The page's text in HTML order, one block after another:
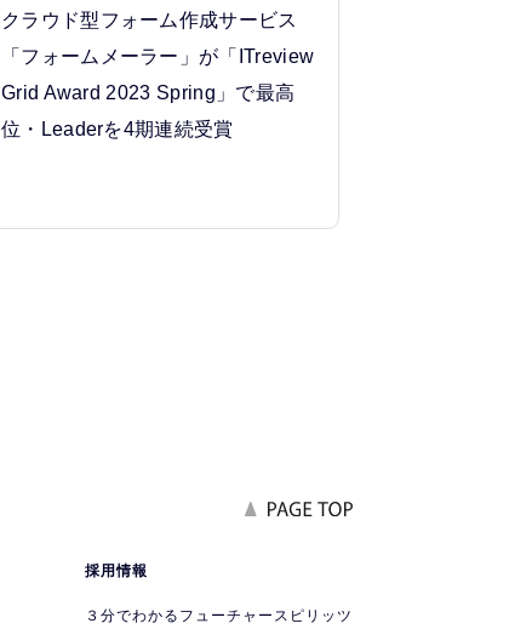
クラウド型フォーム作成サービス
「フォームメーラー」が「ITreview
Grid Award 2023 Spring」で最高
位・Leaderを4期連続受賞
採用情報
３分でわかるフューチャースピリッツ